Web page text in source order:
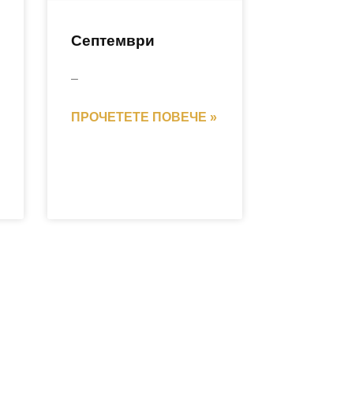
Септември
–
ПРОЧЕТЕТЕ ПОВЕЧЕ »